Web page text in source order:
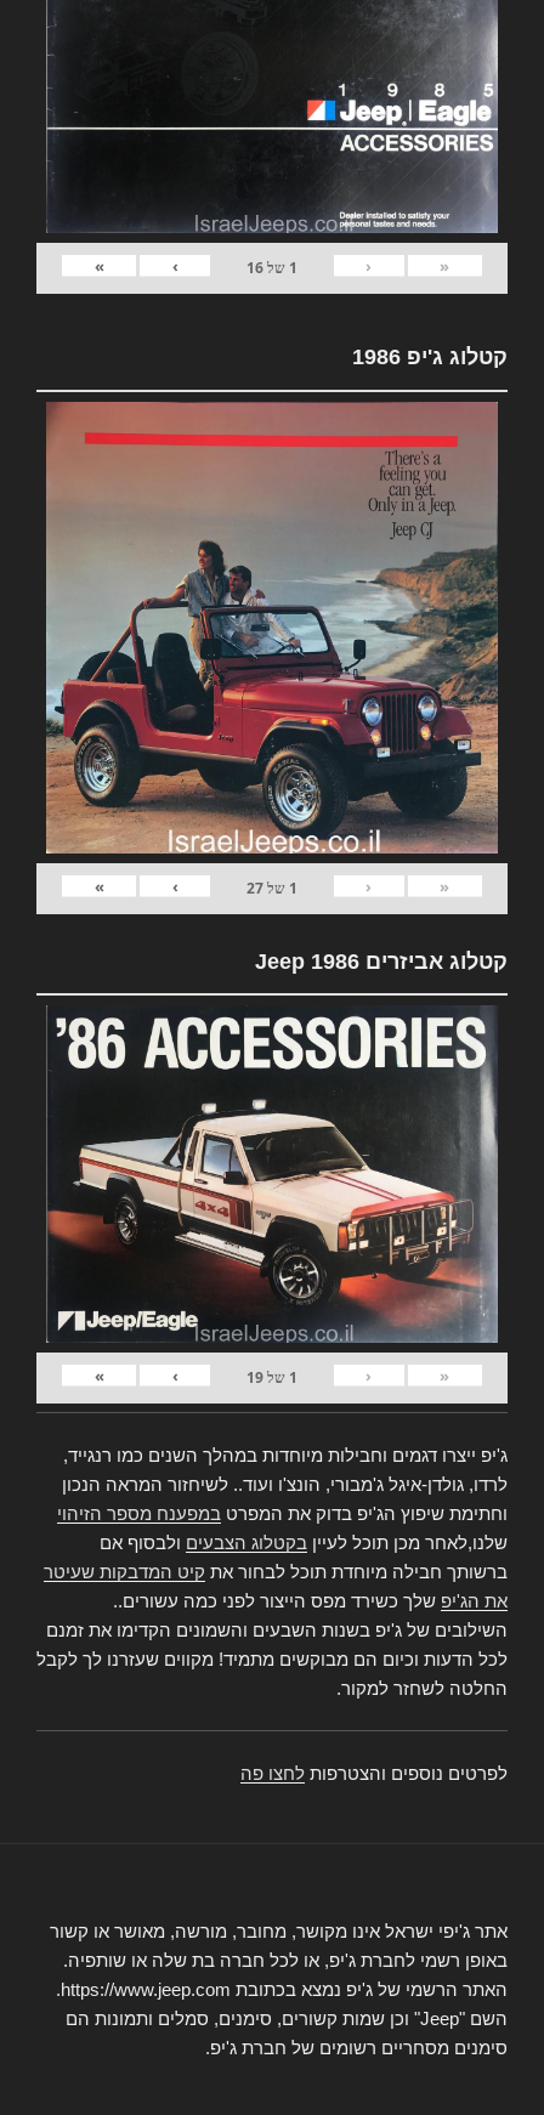
«
‹
1 של16
›
»
קטלוג ג'יפ 1986
«
‹
1 של27
›
»
קטלוג אביזרים Jeep 1986
«
‹
1 של19
›
»
ג'יפ ייצרו דגמים וחבילות מיוחדות במהלך השנים כמו רנגייד,
לרדו, גולדן-איגל ג'מבורי, הונצ'ו ועוד.. לשיחזור המראה הנכון
וחתימת שיפוץ הג'יפ בדוק את המפרט במפענח מספר הזיהוי
שלנו,לאחר מכן תוכל לעיין בקטלוג הצבעים ולבסוף אם
ברשותך חבילה מיוחדת תוכל לבחור את קיט המדבקות שעיטר
את הג'יפ שלך כשירד מפס הייצור לפני כמה עשורים..
השילובים של ג'יפ בשנות השבעים והשמונים הקדימו את זמנם
לכל הדעות וכיום הם מבוקשים מתמיד! מקווים שעזרנו לך לקבל
החלטה לשחזר למקור.
לפרטים נוספים והצטרפות לחצו פה
אתר ג'יפי ישראל אינו מקושר, מחובר, מורשה, מאושר או קשור
באופן רשמי לחברת ג'יפ, או לכל חברה בת שלה או שותפיה.
האתר הרשמי של ג'יפ נמצא בכתובת https://www.jeep.com.
השם "Jeep" וכן שמות קשורים, סימנים, סמלים ותמונות הם
סימנים מסחריים רשומים של חברת ג'יפ.